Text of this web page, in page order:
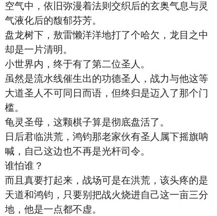
空气中，依旧弥漫着法则交织后的玄奥气息与灵
气液化后的馥郁芬芳。
盘龙树下，敖雷懒洋洋地打了个哈欠，龙目之中
却是一片清明。
小世界内，终于有了第二位圣人。
虽然是流水线催生出的功德圣人，战力与他这等
大道圣人不可同日而语，但终归是迈入了那个门
槛。
龟灵圣母，这颗棋子算是彻底盘活了。
日后君临洪荒，鸿钧那老家伙有圣人属下摇旗呐
喊，自己这边也不再是光杆司令。
谁怕谁？
而且真要打起来，战场可是在洪荒，该头疼的是
天道和鸿钧，只要别把战火烧进自己这一亩三分
地，他是一点都不虚。